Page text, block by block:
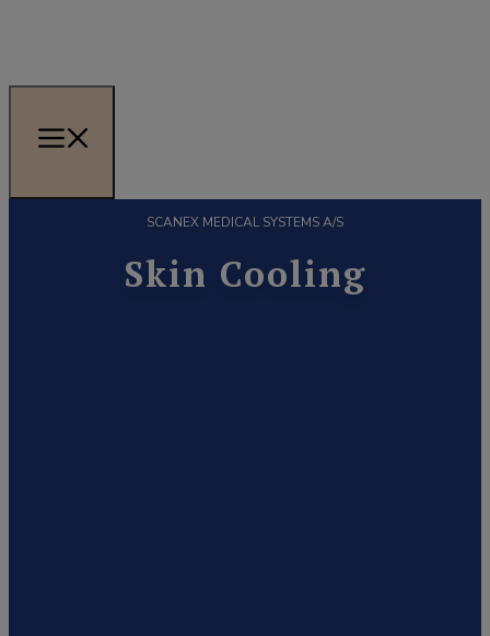
SCANEX MEDICAL SYSTEMS A/S
Skin Cooling